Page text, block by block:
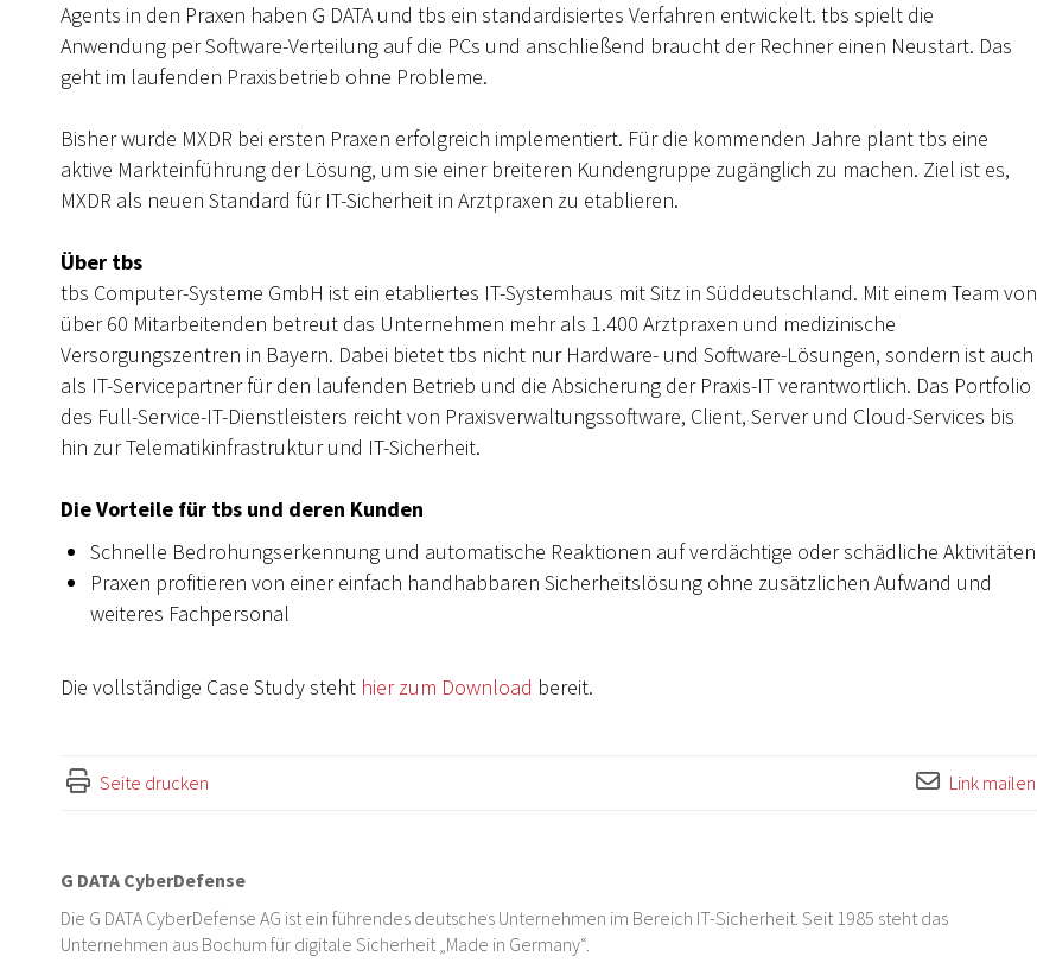
Agents in den Praxen haben G DATA und tbs ein standardisiertes Verfahren entwickelt. tbs spielt die
Anwendung per Software-Verteilung auf die PCs und anschließend braucht der Rechner einen Neustart. Das
geht im laufenden Praxisbetrieb ohne Probleme.
Bisher wurde MXDR bei ersten Praxen erfolgreich implementiert. Für die kommenden Jahre plant tbs eine
aktive Markteinführung der Lösung, um sie einer breiteren Kundengruppe zugänglich zu machen. Ziel ist es,
MXDR als neuen Standard für IT-Sicherheit in Arztpraxen zu etablieren.
Über tbs
tbs Computer-Systeme GmbH ist ein etabliertes IT-Systemhaus mit Sitz in Süddeutschland. Mit einem Team von
über 60 Mitarbeitenden betreut das Unternehmen mehr als 1.400 Arztpraxen und medizinische
Versorgungszentren in Bayern. Dabei bietet tbs nicht nur Hardware- und Software-Lösungen, sondern ist auch
als IT-Servicepartner für den laufenden Betrieb und die Absicherung der Praxis-IT verantwortlich. Das Portfolio
des Full-Service-IT-Dienstleisters reicht von Praxisverwaltungssoftware, Client, Server und Cloud-Services bis
hin zur Telematikinfrastruktur und IT-Sicherheit.
Die Vorteile für tbs und deren Kunden
Schnelle Bedrohungserkennung und automatische Reaktionen auf verdächtige oder schädliche Aktivitäten
Praxen profitieren von einer einfach handhabbaren Sicherheitslösung ohne zusätzlichen Aufwand und
weiteres Fachpersonal
Die vollständige Case Study steht hier zum Download bereit.
Seite drucken Link mailen
G DATA CyberDefense
Die G DATA CyberDefense AG ist ein führendes deutsches Unternehmen im Bereich IT-Sicherheit. Seit 1985 steht das
Unternehmen aus Bochum für digitale Sicherheit „Made in Germany“.